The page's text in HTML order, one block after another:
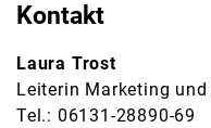
Kontakt
Laura Trost
Leiterin Marketing
Tel.: 06131-28890-69